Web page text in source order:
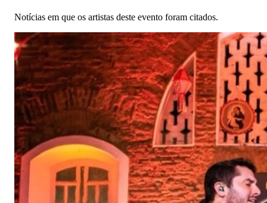
Notícias em que os artistas deste evento foram citados.